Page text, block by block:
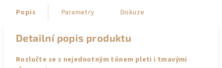
Popis Parametry Diskuze
Detailní popis produktu
Rozlučte se s nejednotným tónem pleti i tmavými